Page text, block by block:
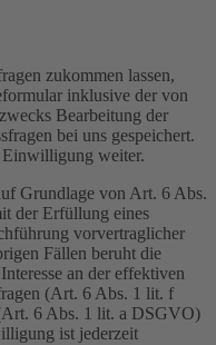
zukommen lassen,
inklusive der von
Bearbeitung der
bei uns gespeichert.
Einwilligung weiter.
Grundlage von Art. 6 Abs.
der Erfüllung eines
vorvertraglicher
Fällen beruht die
an der effektiven
(Art. 6 Abs. 1 lit. f
6 Abs. 1 lit. a DSGVO)
ist jederzeit